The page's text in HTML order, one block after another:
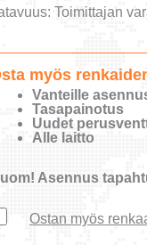
Toimittajan
myös
Vanteille
Tasapainotus
Uudet
Alle laitto
Asennus
Ostan myös